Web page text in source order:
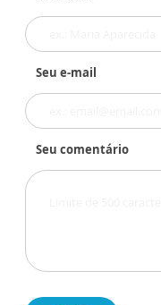
Seu e-mail
Seu comentário